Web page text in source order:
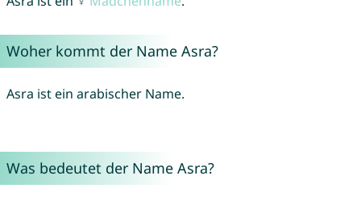
Woher kommt der Name Asra?
Asra ist ein arabischer Name.
Was bedeutet der Name Asra?